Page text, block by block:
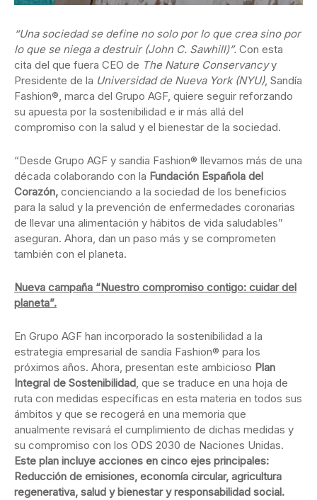
“Una sociedad se define no solo por lo que crea sino por
lo que se niega a destruir (John C. Sawhill)”. Con esta
cita del que fuera CEO de The Nature Conservancyy
Presidente de la Universidad de Nueva York (NYU), Sandía
Fashion®, marca del Grupo AGF, quiere seguir reforzando
su apuesta por la sostenibilidad e ir más allá del
compromiso con la salud y el bienestar de la sociedad.
“Desde Grupo AGF y sandia Fashion® llevamos más de una
década colaborando con la Fundación Española del
Corazón, concienciando a la sociedad de los beneficios
para la salud y la prevención de enfermedades coronarias
de llevar una alimentación y hábitos de vida saludables”
aseguran. Ahora, dan un paso más y se comprometen
también con el planeta.
Nueva campaña “Nuestro compromiso contigo: cuidar del
planeta”.
En Grupo AGF han incorporado la sostenibilidad a la
estrategia empresarial de sandía Fashion® para los
próximos años. Ahora, presentan este ambicioso Plan
Integral de Sostenibilidad, que se traduce en una hoja de
ruta con medidas específicas en esta materia en todos sus
ámbitos y que se recogerá en una memoria que
anualmente revisará el cumplimiento de dichas medidas y
su compromiso con los ODS 2030 de Naciones Unidas.
Este plan incluye acciones en cinco ejes principales:
Reducción de emisiones, economía circular, agricultura
regenerativa, salud y bienestar y responsabilidad social.